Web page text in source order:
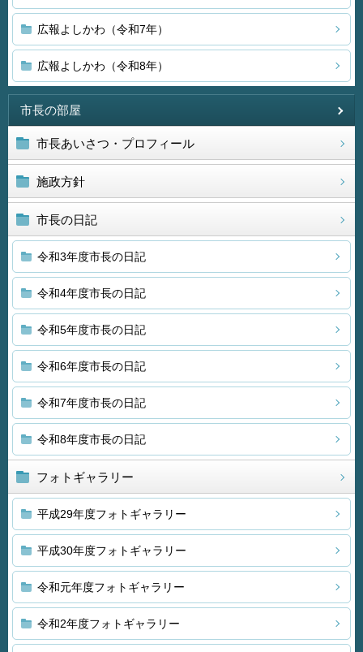
広報よしかわ（令和7年）
広報よしかわ（令和8年）
市長の部屋
市長あいさつ・プロフィール
施政方針
市長の日記
令和3年度市長の日記
令和4年度市長の日記
令和5年度市長の日記
令和6年度市長の日記
令和7年度市長の日記
令和8年度市長の日記
フォトギャラリー
平成29年度フォトギャラリー
平成30年度フォトギャラリー
令和元年度フォトギャラリー
令和2年度フォトギャラリー